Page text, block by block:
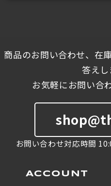
商品のお問い合わせ、在
答えし
お気軽にお問い合
お問い合わせ対応時間
ACCOUNT